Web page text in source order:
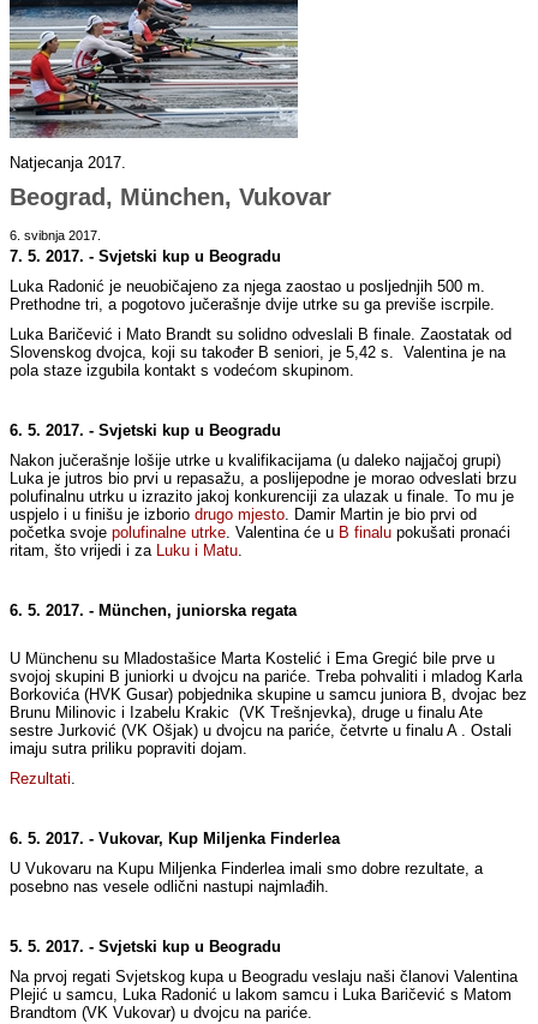
Natjecanja 2017.
Beograd, München, Vukovar
6. svibnja 2017.
7. 5. 2017. - Svjetski kup u Beogradu
Luka Radonić je neuobičajeno za njega zaostao u posljednjih 500 m.
Prethodne tri, a pogotovo jučerašnje dvije utrke su ga previše iscrpile.
Luka Baričević i Mato Brandt su solidno odveslali B finale. Zaostatak od
Slovenskog dvojca, koji su također B seniori, je 5,42 s. Valentina je na
pola staze izgubila kontakt s vodećom skupinom.
6. 5. 2017. - Svjetski kup u Beogradu
Nakon jučerašnje lošije utrke u kvalifikacijama (u daleko najjačoj grupi)
Luka je jutros bio prvi u repasažu, a poslijepodne je morao odveslati brzu
polufinalnu utrku u izrazito jakoj konkurenciji za ulazak u finale. To mu je
uspjelo i u finišu je izboriodrugo mjesto. Damir Martin je bio prvi od
početka svojepolufinalne utrke. Valentina će u B finalu pokušati pronaći
ritam, što vrijedi i zaLuku i Matu.
6. 5. 2017. - München, juniorska regata
U Münchenu su Mladostašice Marta Kostelić i Ema Gregić bile prve u
svojoj skupini B juniorki u dvojcu na pariće. Treba pohvaliti i mladog Karla
Borkovića (HVK Gusar) pobjednika skupine u samcu juniora B, dvojac bez
Brunu Milinovic i Izabelu Krakic (VK Trešnjevka), druge u finalu Ate
sestre Jurković (VK Ošjak) u dvojcu na pariće, četvrte u finalu A . Ostali
imaju sutra priliku popraviti dojam.
Rezultati.
6. 5. 2017. - Vukovar, Kup Miljenka Finderlea
U Vukovaru na Kupu Miljenka Finderlea imali smo dobre rezultate, a
posebno nas vesele odlični nastupi najmlađih.
5. 5. 2017. - Svjetski kup u Beogradu
Na prvoj regati Svjetskog kupa u Beogradu veslaju naši članovi Valentina
Plejić u samcu, Luka Radonić u lakom samcu i Luka Baričević s Matom
Brandtom (VK Vukovar) u dvojcu na pariće.